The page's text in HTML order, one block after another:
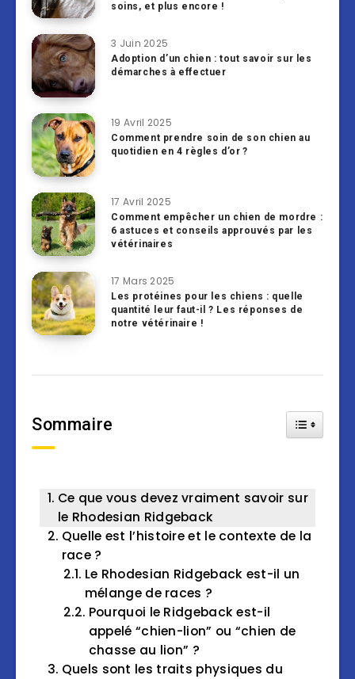
soins, et plus encore !
3 Juin 2025
Adoption d’un chien : tout savoir sur les
démarches à effectuer
19 Avril 2025
Comment prendre soin de son chien au
quotidien en 4 règles d’or ?
17 Avril 2025
Comment empêcher un chien de mordre :
6 astuces et conseils approuvés par les
vétérinaires
17 Mars 2025
Les protéines pour les chiens : quelle
quantité leur faut-il ? Les réponses de
notre vétérinaire !
Sommaire Toggle
Ce que vous devez vraiment savoir sur
le Rhodesian Ridgeback
Quelle est l’histoire et le contexte de la
race ?
Le Rhodesian Ridgeback est-il un
mélange de races ?
Pourquoi le Ridgeback est-il
appelé “chien-lion” ou “chien de
chasse au lion” ?
Quels sont les traits physiques du